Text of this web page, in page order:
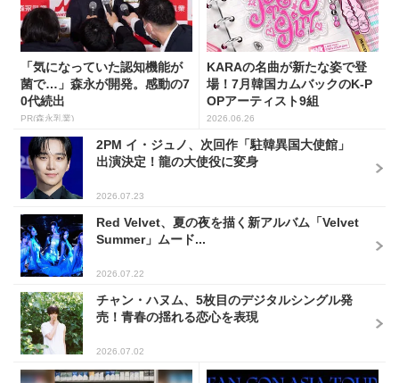
「気になっていた認知機能が
菌で…」森永が開発。感動の7
0代続出
PR(森永乳業)
KARAの名曲が新たな姿で登
場！7月韓国カムバックのK-P
OPアーティスト9組
2026.06.26
2PM イ・ジュノ、次回作「駐韓異国大使館」
出演決定！龍の大使役に変身
2026.07.23
Red Velvet、夏の夜を描く新アルバム「Velvet
Summer」ムード...
2026.07.22
チャン・ハヌム、5枚目のデジタルシングル発
売！青春の揺れる恋心を表現
2026.07.02